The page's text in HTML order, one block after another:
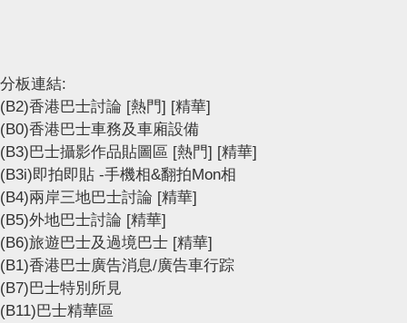
分板連結:
(B2)香港巴士討論 [熱門] [精華]
(B0)香港巴士車務及車廂設備
(B3)巴士攝影作品貼圖區 [熱門] [精華]
(B3i)即拍即貼 -手機相&翻拍Mon相
(B4)兩岸三地巴士討論 [精華]
(B5)外地巴士討論 [精華]
(B6)旅遊巴士及過境巴士 [精華]
(B1)香港巴士廣告消息/廣告車行踪
(B7)巴士特別所見
(B11)巴士精華區